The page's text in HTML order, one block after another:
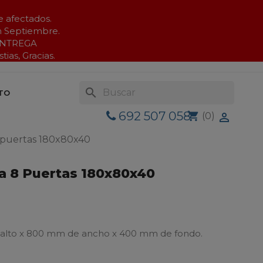
afectados.
Septiembre.
Gracias.
search
shopping_cart (0)
692 507 058 
180x80x40
8 Puertas 180x80x40
x 800 mm de ancho x 400 mm de fondo.